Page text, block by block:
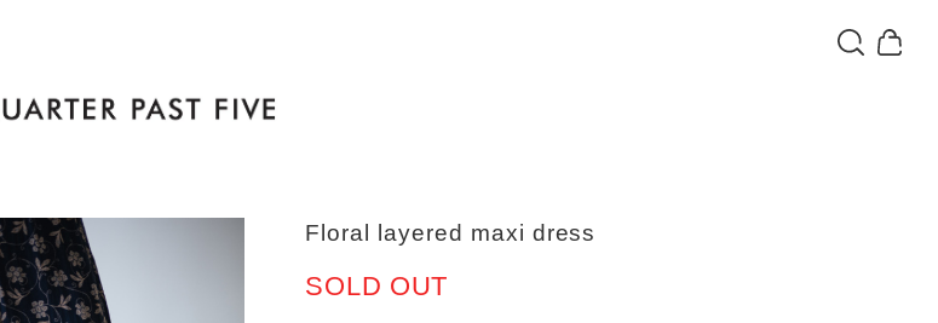
Floral layered maxi dress
SOLD OUT